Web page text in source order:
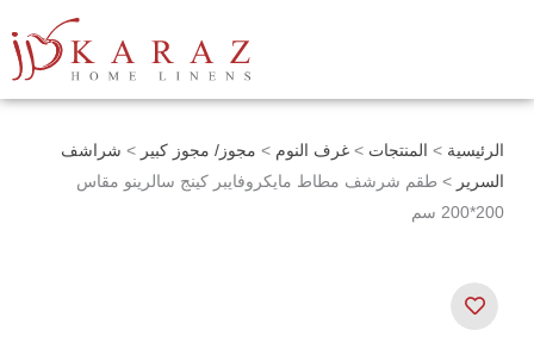
الرئيسية > المنتجات > غرف النوم > مجوز/ مجوز كبير > شراشف
السرير > طقم شرشف مطاط مايكروفايبر كينج سالرينو مقاس
200*200 سم